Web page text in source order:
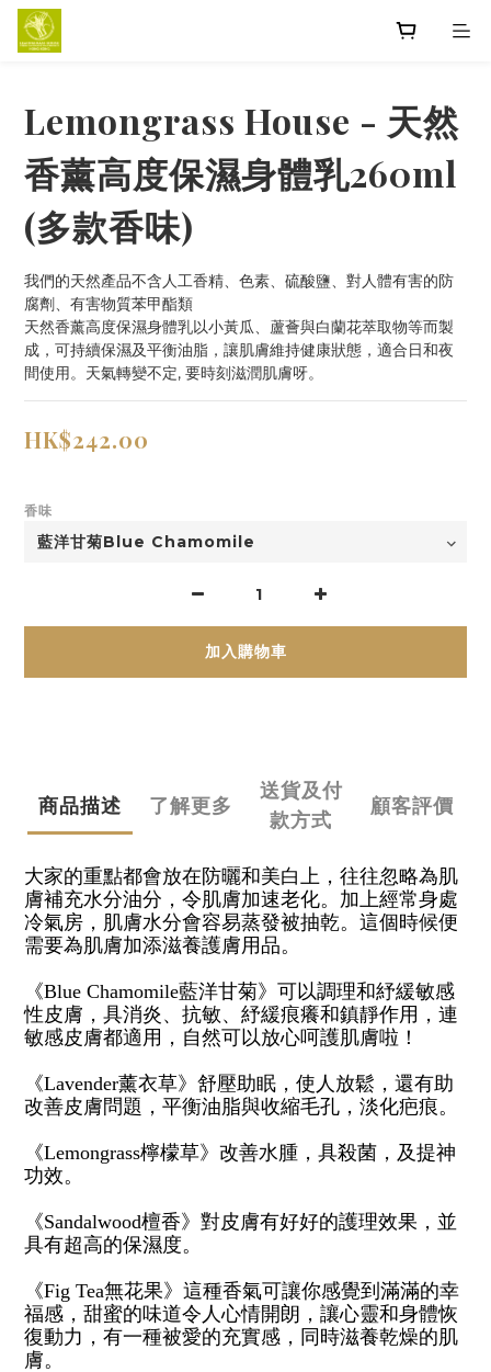
Lemongrass House - 天然
香薰高度保濕身體乳260ml
(多款香味)
我們的天然產品不含人工香精、色素、硫酸鹽、對人體有害的防
腐劑、有害物質苯甲酯類
天然香薰高度保濕身體乳以小黃瓜、蘆薈與白蘭花萃取物等而製
成，可持續保濕及平衡油脂，讓肌膚維持健康狀態，適合日和夜
間使用。天氣轉變不定, 要時刻滋潤肌膚呀。
HK$242.00
香味
加入購物車
商品描述 了解更多
送貨及付
款方式
顧客評價
大家的重點都會放在防曬和美白上，往往忽略為肌
膚補充水分油分，令肌膚加速老化。加上經常身處
冷氣房，肌膚水分會容易蒸發被抽乾。這個時候便
需要為肌膚加添滋養護膚用品。
《Blue Chamomile藍洋甘菊》可以調理和紓緩敏感
性皮膚，具消炎、抗敏、紓緩痕癢和鎮靜作用，連
敏感皮膚都適用，自然可以放心呵護肌膚啦！
《Lavender薰衣草》舒壓助眠，使人放鬆，還有助
改善皮膚問題，平衡油脂與收縮毛孔，淡化疤痕。
《Lemongrass檸檬草》改善水腫，具殺菌，及提神
功效。
《Sandalwood檀香》對皮膚有好好的護理效果，並
具有超高的保濕度。
《Fig Tea無花果》這種香氣可讓你感覺到滿滿的幸
福感，甜蜜的味道令人心情開朗，讓心靈和身體恢
復動力，有一種被愛的充實感，同時滋養乾燥的肌
膚。